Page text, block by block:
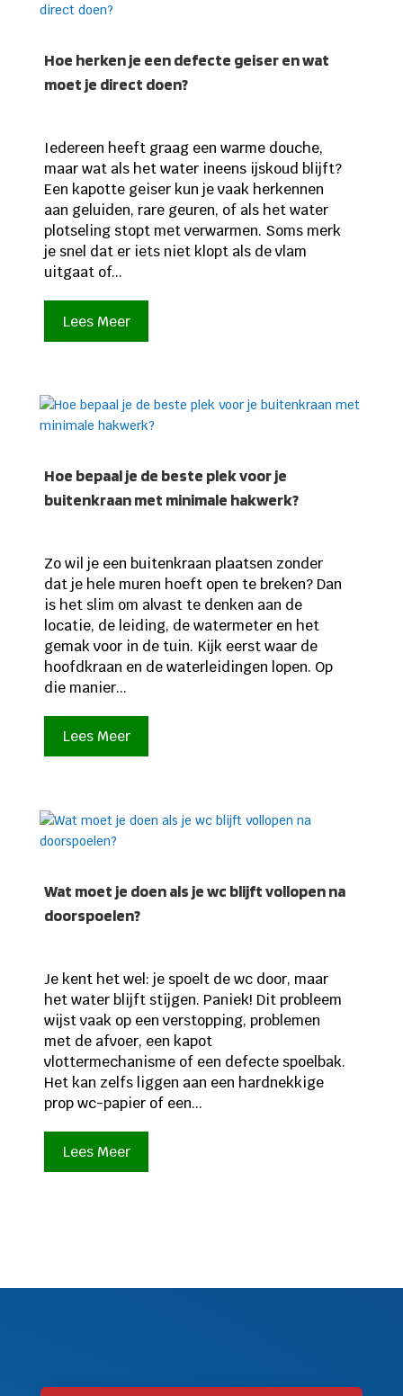
Hoe herken je een defecte geiser en wat
moet je direct doen?
Iedereen heeft graag een warme douche,
maar wat als het water ineens ijskoud blijft?
Een kapotte geiser kun je vaak herkennen
aan geluiden, rare geuren, of als het water
plotseling stopt met verwarmen. Soms merk
je snel dat er iets niet klopt als de vlam
uitgaat of...
Lees Meer
Hoe bepaal je de beste plek voor je
buitenkraan met minimale hakwerk?
Zo wil je een buitenkraan plaatsen zonder
dat je hele muren hoeft open te breken? Dan
is het slim om alvast te denken aan de
locatie, de leiding, de watermeter en het
gemak voor in de tuin. Kijk eerst waar de
hoofdkraan en de waterleidingen lopen. Op
die manier...
Lees Meer
Wat moet je doen als je wc blijft vollopen na
doorspoelen?
Je kent het wel: je spoelt de wc door, maar
het water blijft stijgen. Paniek! Dit probleem
wijst vaak op een verstopping, problemen
met de afvoer, een kapot
vlottermechanisme of een defecte spoelbak.
Het kan zelfs liggen aan een hardnekkige
prop wc-papier of een...
Lees Meer